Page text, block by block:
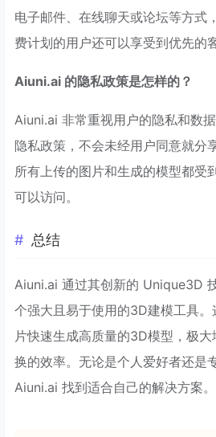
电子邮件、在线聊天或论坛等方式
费计划的用户还可以享受到优先的
Aiuni.ai 的隐私政策是怎样的？
Aiuni.ai 非常重视用户的隐私和数
隐私政策，不会未经用户同意就分
所有上传的图片和生成的模型都受
可以访问。
总结
Aiuni.ai 通过其创新的 Unique3D
个强大且易于使用的3D建模工具
片快速生成高质量的3D模型，极
换的效率。无论是个人爱好者还是
Aiuni.ai 找到适合自己的解决方案。